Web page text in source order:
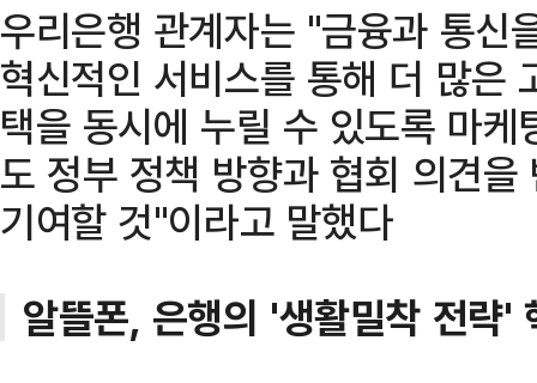
우리은행 관계자는 "금융과 통신
혁신적인 서비스를 통해 더 많은
택을 동시에 누릴 수 있도록 마
도 정부 정책 방향과 협회 의견
기여할 것"이라고 말했다
알뜰폰, 은행의 '생활밀착 전략'